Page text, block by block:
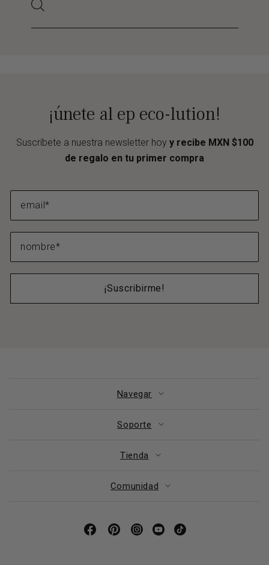
¡únete al ep eco-lution!
Suscríbete a nuestra newsletter hoy y recibe MXN $100
de regalo en tu primer compra
¡Suscribirme!
Navegar
Soporte
Tienda
Comunidad